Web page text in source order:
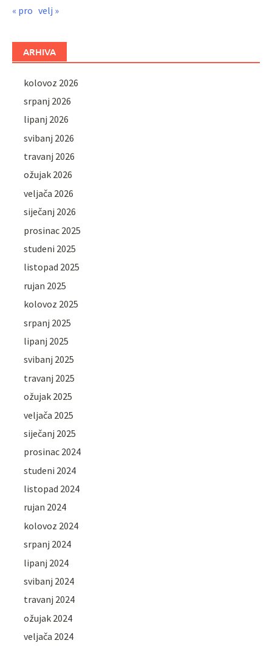
« pro velj »
ARHIVA
kolovoz 2026
srpanj 2026
lipanj 2026
svibanj 2026
travanj 2026
ožujak 2026
veljača 2026
siječanj 2026
prosinac 2025
studeni 2025
listopad 2025
rujan 2025
kolovoz 2025
srpanj 2025
lipanj 2025
svibanj 2025
travanj 2025
ožujak 2025
veljača 2025
siječanj 2025
prosinac 2024
studeni 2024
listopad 2024
rujan 2024
kolovoz 2024
srpanj 2024
lipanj 2024
svibanj 2024
travanj 2024
ožujak 2024
veljača 2024